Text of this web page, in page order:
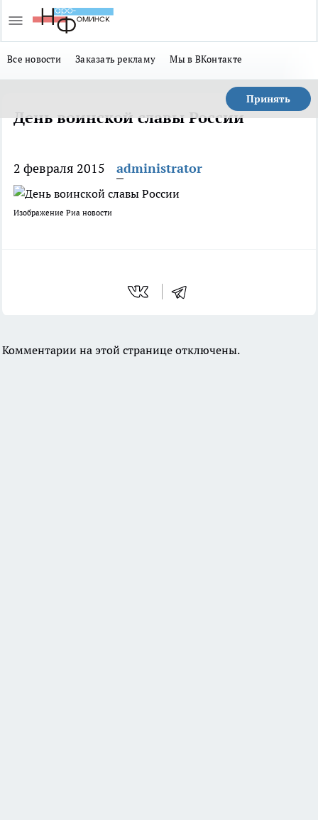
Все новости Заказать рекламу Мы в ВКонтакте
Принять
День воинской славы России
2 февраля 2015 administrator
Изображение Риа новости
Комментарии на этой странице отключены.